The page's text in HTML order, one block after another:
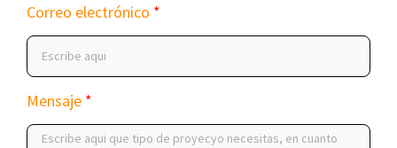
Correo electrónico
Mensaje